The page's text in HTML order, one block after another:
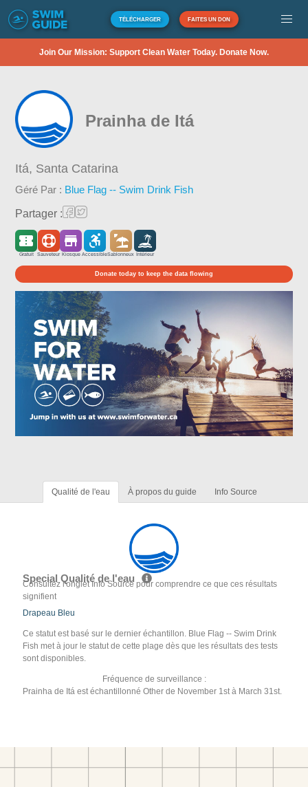
TÉLÉCHARGER FAITES UN DON
Join Our Mission: Support Clean Water Today. Donate Now.
Prainha de Itá
Itá, Santa Catarina
Géré Par : Blue Flag -- Swim Drink Fish
Partager :
Gratuit Sauveteur Kiosque AccessibleSablonneux Intérieur
Donate today to keep the data flowing
Qualité de l'eau À propos du guide Info Source
Special Qualité de l'eau
Consultez l'onglet Info Source pour comprendre ce que ces résultats
signifient
Drapeau Bleu
Ce statut est basé sur le dernier échantillon. Blue Flag -- Swim Drink
Fish met à jour le statut de cette plage dès que les résultats des tests
sont disponibles.
Fréquence de surveillance :
Prainha de Itá est échantillonné Other de November 1st à March 31st.